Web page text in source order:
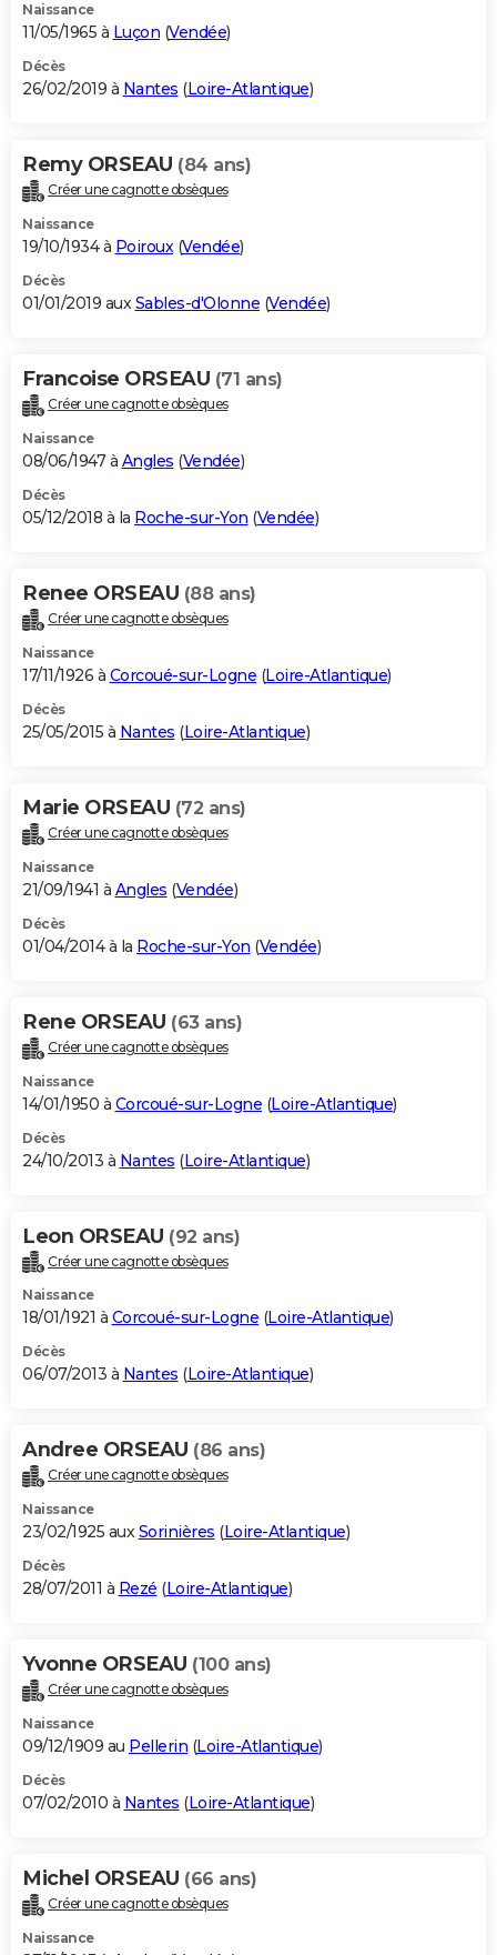
Naissance
11/05/1965 à Luçon (Vendée)
Décès
26/02/2019 à Nantes (Loire-Atlantique)
Remy ORSEAU (84 ans)
Créer une cagnotte obsèques
Naissance
19/10/1934 à Poiroux(Vendée)
Décès
01/01/2019 auxSables-d'Olonne (Vendée)
Francoise ORSEAU (71 ans)
Créer une cagnotte obsèques
Naissance
08/06/1947 à Angles (Vendée)
Décès
05/12/2018 à la Roche-sur-Yon (Vendée)
Renee ORSEAU (88 ans)
Créer une cagnotte obsèques
Naissance
17/11/1926 à Corcoué-sur-Logne (Loire-Atlantique)
Décès
25/05/2015 à Nantes (Loire-Atlantique)
Marie ORSEAU (72 ans)
Créer une cagnotte obsèques
Naissance
21/09/1941 à Angles (Vendée)
Décès
01/04/2014 à la Roche-sur-Yon (Vendée)
Rene ORSEAU (63 ans)
Créer une cagnotte obsèques
Naissance
14/01/1950 à Corcoué-sur-Logne (Loire-Atlantique)
Décès
24/10/2013 à Nantes (Loire-Atlantique)
Leon ORSEAU (92 ans)
Créer une cagnotte obsèques
Naissance
18/01/1921 à Corcoué-sur-Logne (Loire-Atlantique)
Décès
06/07/2013 à Nantes (Loire-Atlantique)
Andree ORSEAU (86 ans)
Créer une cagnotte obsèques
Naissance
23/02/1925 auxSorinières (Loire-Atlantique)
Décès
28/07/2011 à Rezé (Loire-Atlantique)
Yvonne ORSEAU (100 ans)
Créer une cagnotte obsèques
Naissance
09/12/1909 au Pellerin (Loire-Atlantique)
Décès
07/02/2010 à Nantes (Loire-Atlantique)
Michel ORSEAU (66 ans)
Créer une cagnotte obsèques
Naissance